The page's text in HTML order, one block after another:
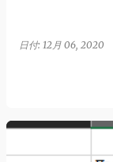
日付: 12月 06, 2020